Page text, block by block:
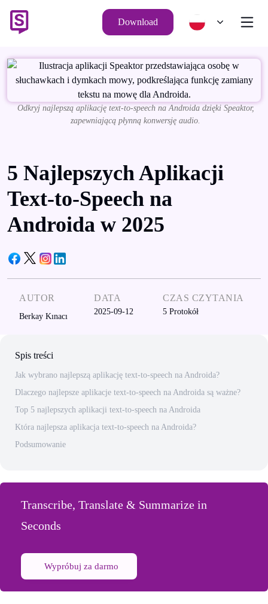
Download
Odkryj najlepszą aplikację text-to-speech na Androida dzięki Speaktor,
zapewniającą płynną konwersję audio.
5 Najlepszych Aplikacji
Text-to-Speech na
Androida w 2025
AUTOR
Berkay Kınacı
DATA
2025-09-12
CZAS CZYTANIA
5 Protokół
Spis treści
Jak wybrano najlepszą aplikację text-to-speech na Androida?
Dlaczego najlepsze aplikacje text-to-speech na Androida są ważne?
Top 5 najlepszych aplikacji text-to-speech na Androida
Która najlepsza aplikacja text-to-speech na Androida?
Podsumowanie
Transcribe, Translate & Summarize in
Seconds
Wypróbuj za darmo